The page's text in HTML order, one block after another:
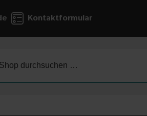
Kontaktformular